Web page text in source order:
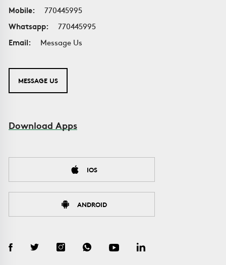
Mobile:
770445995
Whatsapp:
770445995
Email:
Message Us
MESSAGE US
Download Apps
IOS
ANDROID